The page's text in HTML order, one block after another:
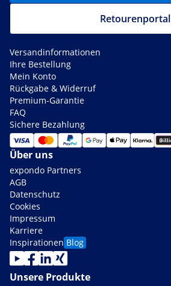
Retourenportal
Versandinformationen
Ihre Bestellung
Mein Konto
Rückgabe & Widerruf
Premium-Garantie
FAQ
Sichere Bezahlung
Über uns
expondo Partners
AGB
Datenschutz
Cookies
Impressum
Karriere
Inspirationen Blog
Unsere Produkte